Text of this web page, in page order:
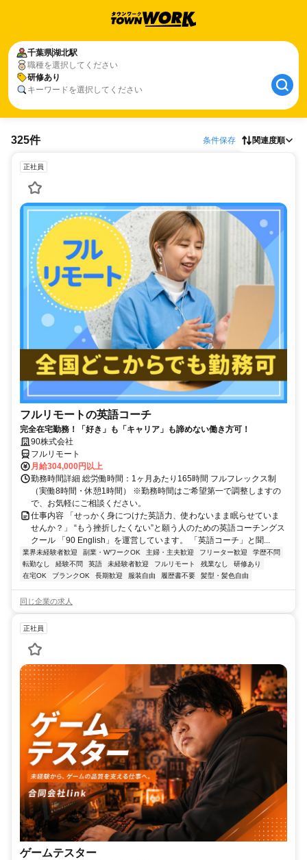
千葉県湖北駅
職種を選択してください
研修あり
キーワードを選択してください
325件 条件保存 関連度順
正社員
フルリモートの英語コーチ
完全在宅勤務！「好き」も「キャリア」も諦めない働き方可！
90株式会社
フルリモート
月給304,000円以上
勤務時間詳細 総労働時間：1ヶ月あたり165時間 フルフレックス制
（実働8時間・休憩1時間） ※勤務時間はご希望第一で調整しますの
で、お気軽にご相談ください。
仕事内容 「せっかく身につけた英語力、使わないまま眠らせていま
せんか？」 “もう挫折したくない”と願う人のための英語コーチングス
クール 「90 English」を運営しています。 「英語コーチ」と聞...
業界未経験者歓迎 副業・WワークOK 主婦・主夫歓迎 フリーター歓迎
学歴不問
転勤なし
経験不問 英語 未経験者歓迎 フルリモート 残業なし
研修あり
在宅OK
ブランクOK 長期歓迎 服装自由 履歴書不要 髪型・髪色自由
同じ企業の求人
正社員
ゲームテスター